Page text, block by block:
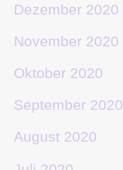
Dezember 2020
November 2020
Oktober 2020
September 2020
August 2020